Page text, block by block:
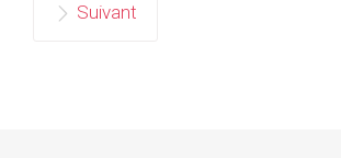
Suivant